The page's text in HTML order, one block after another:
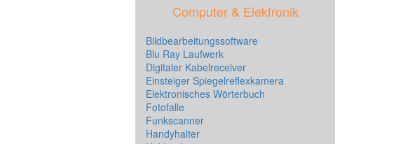
Computer & Elektronik
Bildbearbeitungssoftware
Blu Ray Laufwerk
Digitaler Kabelreceiver
Einsteiger Spiegelreflexkamera
Elektronisches Wörterbuch
Fotofalle
Funkscanner
Handyhalter